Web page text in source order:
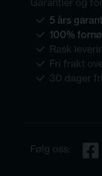
Garantier og
5 års
100%
Rask
Fri frakt
30 dager
Følg oss: